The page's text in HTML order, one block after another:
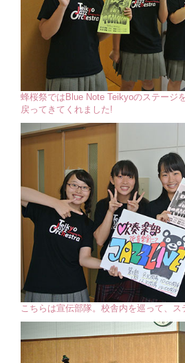
蜂桜祭ではBlue Note Teikyoのステージ
戻ってきてくれました!
こちらは宣伝部隊。校舎内を巡って、